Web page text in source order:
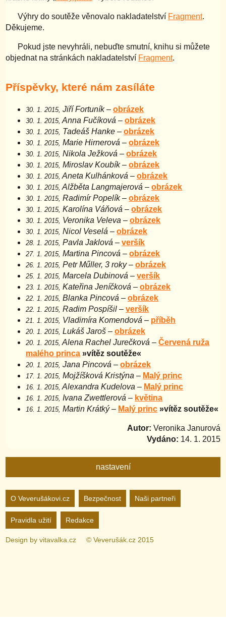
Výhry do soutěže věnovalo nakladatelství Fragment.
Děkujeme.
Pokud jste nevyhráli, nebuďte smutní, knihu si můžete
objednat na stránkách nakladatelství Fragment.
Příspěvky, které nám zasíláte
30. 1. 2015, Jiří Fortuník–obrázek
30. 1. 2015, Anna Fučíková –obrázek
30. 1. 2015, Tadeáš Hanke –obrázek
30. 1. 2015, Marie Hirnerová –obrázek
30. 1. 2015, Nikola Ježková –obrázek
30. 1. 2015, Miroslav Koubík–obrázek
30. 1. 2015, Aneta Kulhánková –obrázek
30. 1. 2015, Alžběta Langmajerová –obrázek
30. 1. 2015, Radimír Popelík–obrázek
30. 1. 2015, Karolína Váňová –obrázek
30. 1. 2015, Veronika Veleva –obrázek
30. 1. 2015, Nicol Veselá –obrázek
28. 1. 2015, Pavla Jaklová –veršík
27. 1. 2015, Martina Pincová –obrázek
26. 1. 2015, Petr Műller, 3 roky–obrázek
25. 1. 2015, Marcela Dubinová –veršík
23. 1. 2015, Kateřina Jeníčková –obrázek
22. 1. 2015, Blanka Pincová –obrázek
22. 1. 2015, Radim Pospíšil –veršík
21. 1. 2015, Vladimíra Komendová – příběh
20. 1. 2015, Lukáš Jaroš –obrázek
20. 1. 2015, Alena Rachel Jurečková –Červená ruža
malého princa »vítěz soutěže«
20. 1. 2015, Jana Pincová –obrázek
17. 1. 2015, Mojžíšková Kristýna – Malý princ
16. 1. 2015, Alexandra Kudelova – Malý princ
16. 1. 2015, Ivana Zwettlerová – květina
16. 1. 2015, Martin Krátký– Malý princ »vítěz soutěže«
Autor: Veronika Janurová
Vydáno: 14. 1. 2015
nastavení
Nastavení webu
Animované
O Veverušákovi.cz Bezpečnost Naši partneři
Pravidla užití Redakce
Design byvitavalka.cz © Veverušák.cz 2015